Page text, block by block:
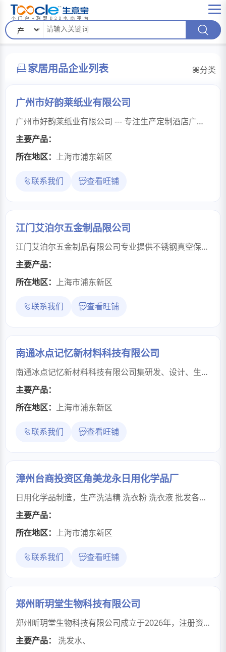
家居用品企业列表 分类
广州市好韵莱纸业有限公司
广州市好韵莱纸业有限公司 --- 专注生产定制酒店广告纸品。按照客户资质要求和指定样式提供一站式的产品服务，在产品上印上客户们的专属广告内容的酒店用品加工厂。产品有：手帕纸，方盒纸，烟盒纸，荷包纸，盒抽纸，面巾纸，纸包牙签，纸制筷子套，印花餐巾纸等酒店用品。主要面向广告，餐饮，批发，终端等市场的订制品加工。时时刻刻在您的身边为您提供着省心，省时，省钱的服务。在生产中我们的原料，都是采购优质企业产品。保证了我们的产品的质量。我们的努力得到客户的认可。为让消费者满意，我们以诚恳的服务态度，高质量的产品服务着您。公司内部全面推行质量管理，统一营销管理，建立比较稳定长期的营销网络计划。多年来公司秉承“不因量小而不做，不因利小而不为”的服务方针，监督每一名员工，为客户供应优质的产品。“诚信·品质·环保·服务”是我们的经营理念。“质量第一、用户至上、待人以礼、服务以诚、工作以勤、经营以信”是公司的经营宗旨。“团结·重德·求是·创新”是公司的企业精神。“用户满意和可持续性发展”是我们追求的目标。我们将以优异的产品，可靠的质量为标准，与广大客户一起并肩携手，互赢互利，共同发展。
主要产品：
所在地区： 上海市浦东新区
联系我们 查看旺铺
江门艾泊尔五金制品限公司
江门艾泊尔五金制品有限公司专业提供不锈钢真空保温杯|保温瓶|保温壶|咖啡壶加工等不锈钢制品加工定制生产服务，可提供不锈钢产品工艺设计、设备工艺设计、五金模具开发、成套焊接专用设备开发，还可按客户产品要求非标定制加工生产，也可对外承接不锈钢制品拉管、焊管、冲压、拉伸、焊接、抽真空喷砂、电解、抛光、激光焊接等加工业务。从事不锈钢真空保温器皿加工将近三十年经验，技术力量雄厚，设备齐全，质量保证，交货及时，专业的保温杯｜保温壶｜咖啡壶加工生产厂家。拥有大吨位四柱油压机多台，各种吨位的全新冲床、切边机、修边机、拉管机、直缝焊机、滚边机，环缝焊机等多种产品加工设备；车床，磨床，钻床及线切割等各种模具加工设备。拥有专业的模具加工技术，成熟真空保温瓶加工成型工艺，经验丰富的的研发技术队伍，专业高效的设备自动化生产线，以及完善的质量管理体系和检测手段，以雄厚的实力、专业的技术、可靠的品质、优质的服务、为客户提供优质的【保温杯加工】【保温瓶加工】【保温壶加工】【咖啡壶加工】等真空保温容器产品加工服务。欢迎来图来样来料定制加工生产！实力技术、精工生产、先进管理、贴心服务、质量保证！
主要产品：
所在地区： 上海市浦东新区
联系我们 查看旺铺
南通冰点记忆新材料科技有限公司
南通冰点记忆新材料科技有限公司集研发、设计、生产、销售于一体，专注新材料研究与ODM服务的综合性企业。公司拥有四家参股工厂，2万余平厂房及多条自动化聚氨酯等产品生产线，可提供完整配套服务，产品覆盖多场景，服务众多行业。公司重视技术创新与产品开发，成立后在健康睡眠产品研发成果显著，拥有100多项国家专利及自主知识产权产品，获评“国家高新技术企业”。Nantong Freezing Memory New Material Technology Co., Ltd is a comprehensive enterprise integrating R&D, design, production and sales, focusing on new material research and ODM services. The company owns four joint-stock factories, more than 20,000 square meters of factory buildings and many automated polyurethane and other product production lines, which can provide complete supporting services, products cover many scenarios, and serve many industries.The company attaches great importance to technological innovation and product development. Since its establishment, it has achieved remarkable results in the development of health sleep products, with more than 100 national patents and independent intellectual property products. It has been rated as a "National High-tech Enterprise.
主要产品：
所在地区： 上海市浦东新区
联系我们 查看旺铺
漳州台商投资区角美龙永日用化学品厂
日用化学品制造，生产洗洁精 洗衣粉 洗衣液 批发各类化工产品。
主要产品：
所在地区： 上海市浦东新区
联系我们 查看旺铺
郑州昕玥堂生物科技有限公司
郑州昕玥堂生物科技有限公司成立于2026年，注册资本50万元，是河南本土一家只专注于头部健康问题的企业，是一家集生物工程技术研发，中药养生产品研发、生产、销售于一体的综合性企业
主要产品：
洗发水、